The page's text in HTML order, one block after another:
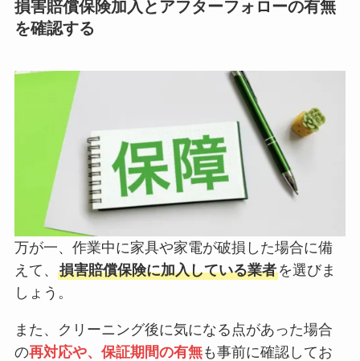
損害賠償保険加入とアフターフォローの有無
を確認する
万が一、作業中に家具や家電が破損した場合に備
えて、 損害賠償保険に加入している業者を選びま
しょう。
また、クリーニング後に気になる点があった場合
の再対応や、保証期間の有無も事前に確認してお